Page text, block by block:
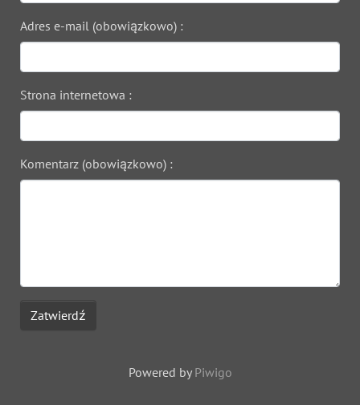
Adres e-mail (obowiązkowo) :
Strona internetowa :
Komentarz (obowiązkowo) :
Zatwierdź
Powered by Piwigo